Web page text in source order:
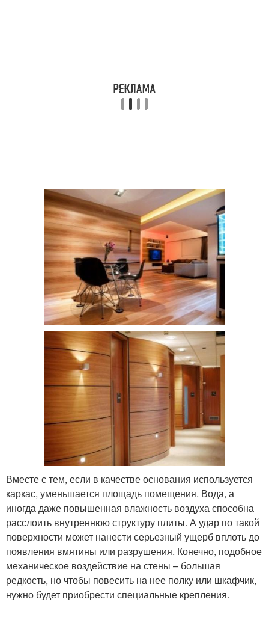
Вместе с тем, если в качестве основания используется
каркас, уменьшается площадь помещения. Вода, а
иногда даже повышенная влажность воздуха способна
расслоить внутреннюю структуру плиты. А удар по такой
поверхности может нанести серьезный ущерб вплоть до
появления вмятины или разрушения. Конечно, подобное
механическое воздействие на стены – большая
редкость, но чтобы повесить на нее полку или шкафчик,
нужно будет приобрести специальные крепления.